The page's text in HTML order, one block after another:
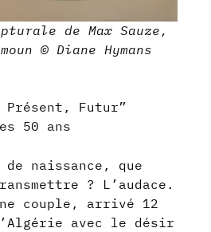
de Max Sauze,
© Diane Hymans
Présent, Futur”
50 ans
de naissance, que
? L’audace.
couple, arrivé 12
avec le désir